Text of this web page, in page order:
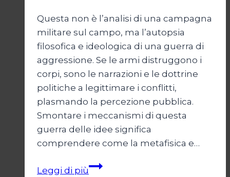
Questa non è l’analisi di una campagna
militare sul campo, ma l’autopsia
filosofica e ideologica di una guerra di
aggressione. Se le armi distruggono i
corpi, sono le narrazioni e le dottrine
politiche a legittimare i conflitti,
plasmando la percezione pubblica.
Smontare i meccanismi di questa
guerra delle idee significa
comprendere come la metafisica e…
Leggi di piùAutopsia